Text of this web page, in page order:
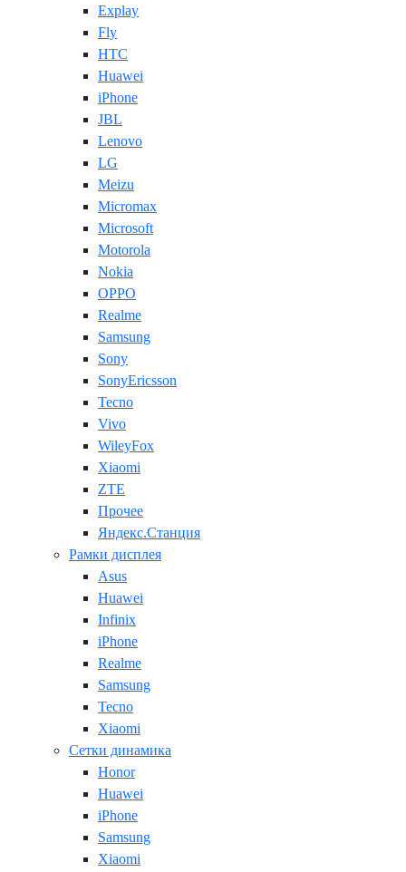
Explay
Fly
HTC
Huawei
iPhone
JBL
Lenovo
LG
Meizu
Micromax
Microsoft
Motorola
Nokia
OPPO
Realme
Samsung
Sony
SonyEricsson
Tecno
Vivo
WileyFox
Xiaomi
ZTE
Прочее
Яндекс.Станция
Рамки дисплея
Asus
Huawei
Infinix
iPhone
Realme
Samsung
Tecno
Xiaomi
Сетки динамика
Honor
Huawei
iPhone
Samsung
Xiaomi